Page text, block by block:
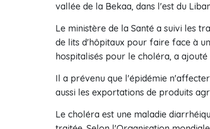
vallée de la Bekaa, dans l'est du
Le ministère de la Santé a suivi les
de lits d'hôpitaux pour faire face à
hospitalisés pour le choléra, a ajouté
Il a prévenu que l'épidémie
aussi les exportations de produits
Le choléra est une maladie